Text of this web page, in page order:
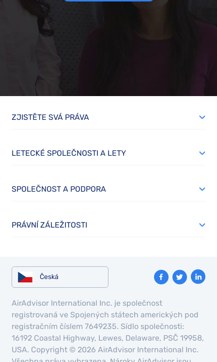
ZJISTĚTE SVÁ PRÁVA
LETECKÉ SPOLEČNOSTI A LETY
SPOLEČNOST A PODPORA
PRÁVNÍ ZÁLEŽITOSTI
Česká
AirAdvisor International Inc. je společnost
registrovaná ve Spojených státech amerických pod
registračním číslem 7649235. Sídlo společnosti:
16192 Coastal Highway, Lewes, Delaware, PSČ 19958,
USA. Copyright © 2026 AirAdvisor International Inc.